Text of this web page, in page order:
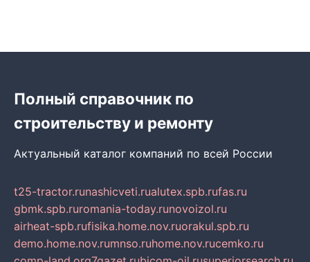
Полный справочник по
строительству и ремонту
Актуальный каталог компаний по всей России
t25-tractor.runashicveti.rualutex.spb.rufas.ru
gbmk.spb.ruromania-today.runovoizol.ru
airheat-spb.rufisika.home.nov.ruorakul.spb.ru
demo.home.nov.rumnso.ruhome.nov.rucemko.ru